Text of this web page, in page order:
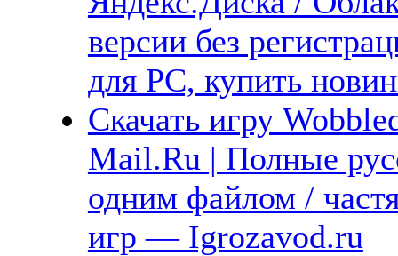
версии без
для PC, купить
Скачать игру
Mail.Ru | Полные
одним файлом /
игр — Igrozavod.ru